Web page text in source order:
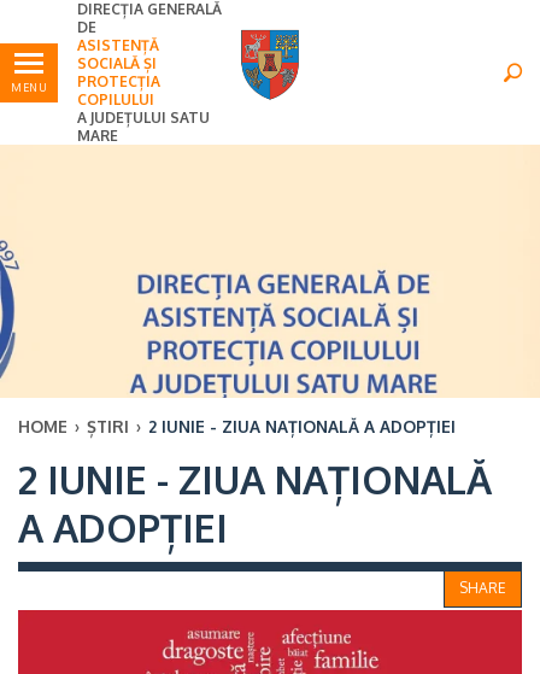
MENU
DIRECȚIA GENERALĂ
DE
ASISTENȚĂ
SOCIALĂ ȘI
PROTECȚIA
COPILULUI
A JUDEȚULUI SATU
MARE
Ultimele
HOME › ȘTIRI › 2 IUNIE - ZIUA NAȚIONALĂ A ADOPȚIEI
2 IUNIE - ZIUA NAȚIONALĂ
A ADOPȚIEI
SHARE